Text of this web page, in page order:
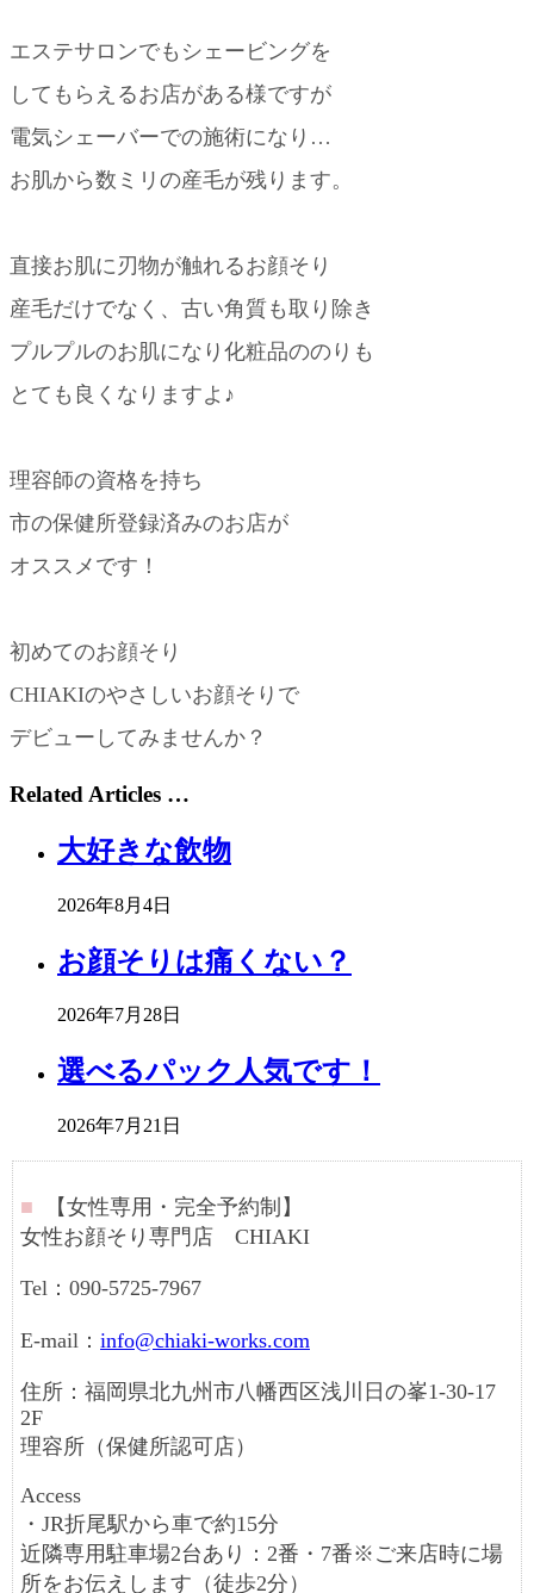
エステサロンでもシェービングを
してもらえるお店がある様ですが
電気シェーバーでの施術になり…
お肌から数ミリの産毛が残ります。
直接お肌に刃物が触れるお顔そり
産毛だけでなく、古い角質も取り除き
プルプルのお肌になり化粧品ののりも
とても良くなりますよ♪
理容師の資格を持ち
市の保健所登録済みのお店が
オススメです！
初めてのお顔そり
CHIAKIのやさしいお顔そりで
デビューしてみませんか？
Related Articles …
大好きな飲物
2026年8月4日
お顔そりは痛くない？
2026年7月28日
選べるパック人気です！
2026年7月21日
■
【女性専用・完全予約制】
女性お顔そり専門店 CHIAKI
Tel：090-5725-7967
E-mail： info@chiaki-works.com
住所：福岡県北九州市八幡西区浅川日の峯1-30-17
2F
理容所（保健所認可店）
Access
・JR折尾駅から車で約15分
近隣専用駐車場2台あり：2番・7番※ご来店時に場
所をお伝えします（徒歩2分）